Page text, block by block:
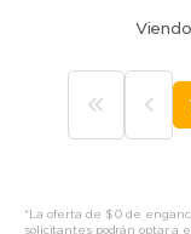
*La oferta de $0 de
solicitantes podrán optar a